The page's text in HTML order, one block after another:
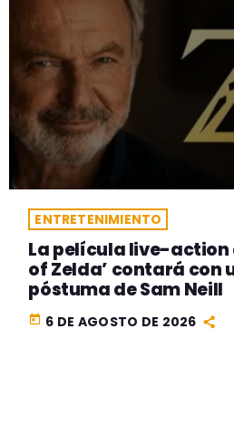
ENTRETENIMIENTO
La película live-action
of Zelda’ contará con
póstuma de Sam Neill
today 6 DE AGOSTO DE 2026